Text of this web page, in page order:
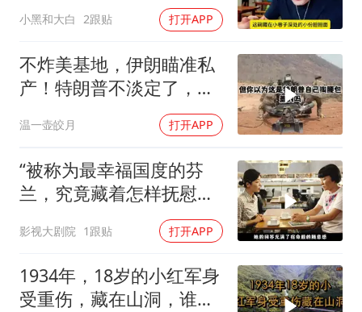
小黑和大白 2跟贴 打开APP
不炸美基地，伊朗瞄准私
产！特朗普不淡定了，被
温一壶皎月 打开APP
“被称为最幸福国度的芬
兰，究竟藏着怎样抚慰人
影视大剧院 1跟贴 打开APP
1934年，18岁的小红军身
受重伤，藏在山洞，谁料